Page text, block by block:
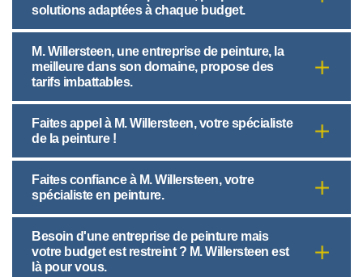
solutions adaptées à chaque budget.
M. Willersteen, une entreprise de peinture, la
meilleure dans son domaine, propose des
tarifs imbattables.
Faites appel à M. Willersteen, votre spécialiste
de la peinture !
Faites confiance à M. Willersteen, votre
spécialiste en peinture.
Besoin d'une entreprise de peinture mais
votre budget est restreint ? M. Willersteen est
là pour vous.